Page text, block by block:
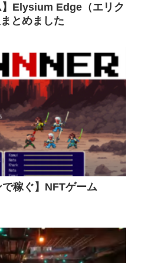
】Elysium Edge（エリク
とめました
で稼ぐ】NFTゲーム